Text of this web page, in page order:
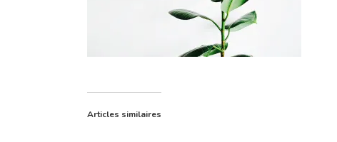
Articles similaires